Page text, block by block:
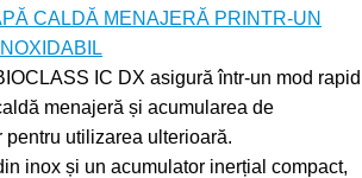
CALDĂ MENAJERĂ PRINTR-UN
IC DX asigură într-un mod rapid
menajeră și acumularea de
pentru utilizarea ulterioară.
inox și un acumulator inerțial compact,